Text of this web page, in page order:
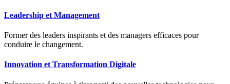
Leadership et Management
Former des leaders inspirants et des managers efficaces pour
conduire le changement.
Innovation et Transformation Digitale